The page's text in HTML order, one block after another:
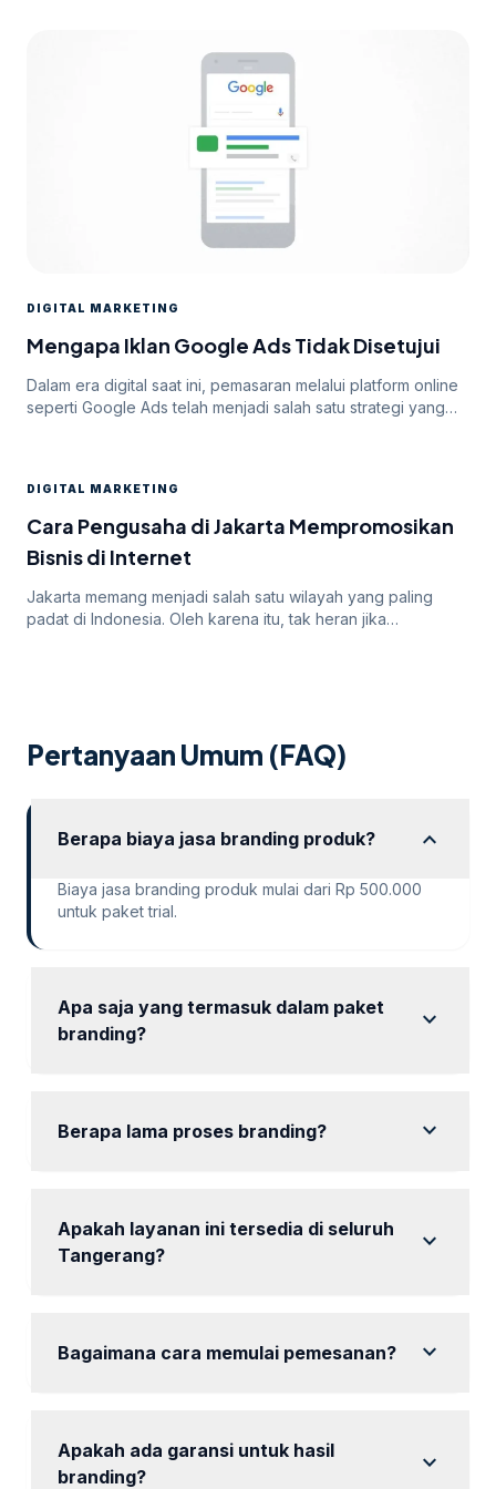
DIGITAL MARKETING
Mengapa Iklan Google Ads Tidak Disetujui
Dalam era digital saat ini, pemasaran melalui platform online
seperti Google Ads telah menjadi salah satu strategi yang
menghadapi tantangan dalam mendapatkan persetujuan
iklan mereka. Dalam artikel ini, kita akan membahas
mengapa […]
DIGITAL MARKETING
Cara Pengusaha di Jakarta Mempromosikan
Bisnis di Internet
Jakarta memang menjadi salah satu wilayah yang paling
padat di Indonesia. Oleh karena itu, tak heran jika
cukup? Atau […]
Pertanyaan Umum (FAQ)
Berapa biaya jasa branding produk? expand_more
Biaya jasa branding produk mulai dari Rp 500.000
untuk paket trial.
Apa saja yang termasuk dalam paket
branding?
expand_more
Berapa lama proses branding? expand_more
Apakah layanan ini tersedia di seluruh
Tangerang?
expand_more
Bagaimana cara memulai pemesanan? expand_more
Apakah ada garansi untuk hasil
branding?
expand_more